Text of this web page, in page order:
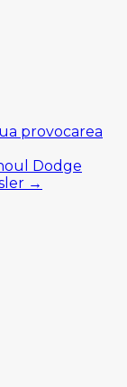
provocarea
Dodge
→